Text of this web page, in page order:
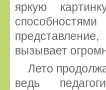
яркую
вызывает
Лето
ведь